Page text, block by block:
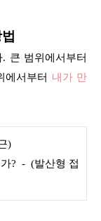
큰 범위에서부터
에서부터 내가 만
)
? - (발산형 접